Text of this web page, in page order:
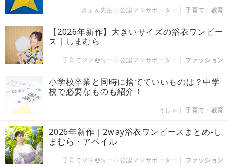
きょん先生♡公認ママサポーター |子育て・教育
【2026年新作】大きいサイズの浴衣ワンピー
ス｜しまむら
子育てママ@ちー♡公認ママサポーター | ファッション
小学校卒業と同時に捨てていいものは？中学
校で必要なものも紹介！
うしゃ |子育て・教育
2026年新作｜2way浴衣ワンピースまとめ-し
まむら・アベイル
子育てママ@ちー♡公認ママサポーター | ファッション